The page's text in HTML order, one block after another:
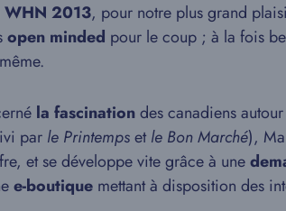
WHN 2013, pour notre plus grand
open minded pour le coup ; à la fois
la fascinationdes canadiens
par le Printempsetle Bon Marché),
et se développe vite grâce à une
e-boutique mettant à disposition des